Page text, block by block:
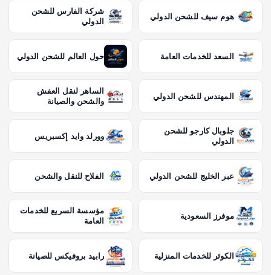
ت
هوم سيف للشحن الدولي
شركة الفارس للشحن
الدولي
السعد للخدمات العامة حول العالم للشحن الدولي
المهندس للشحن الدولي
الساهر لنقل العفش
والشحن والصيانة
جلوبال كارجو للشحن
الدولي
وورلد وايد إكسبريس
عبر الخليج للشحن الدولي الفلاح للنقل والشحن
موفرز السعودية
مؤسسة السريع للخدمات
العامة
الكوثر للخدمات المنزلية رابيد بروفيكس للصيانة